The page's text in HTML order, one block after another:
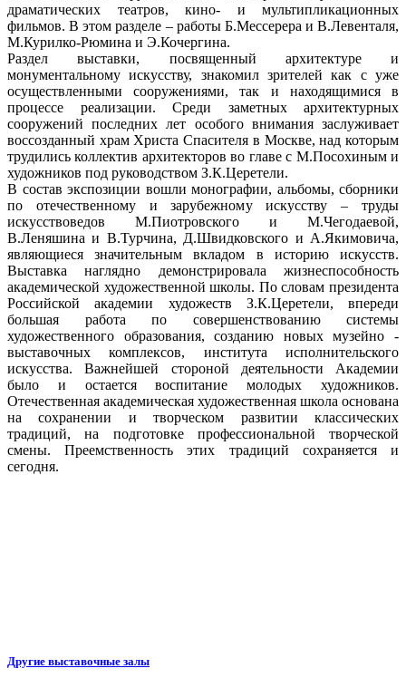
драматических театров, кино- и мультипликационных
фильмов. В этом разделе – работы Б.Мессерера и В.Левенталя,
М.Курилко-Рюмина и Э.Кочергина.
Раздел выставки, посвященный архитектуре и
монументальному искусству, знакомил зрителей как с уже
осуществленными сооружениями, так и находящимися в
процессе реализации. Среди заметных архитектурных
сооружений последних лет особого внимания заслуживает
воссозданный храм Христа Спасителя в Москве, над которым
трудились коллектив архитекторов во главе с М.Посохиным и
художников под руководством З.К.Церетели.
В состав экспозиции вошли монографии, альбомы, сборники
по отечественному и зарубежному искусству – труды
искусствоведов М.Пиотровского и М.Чегодаевой,
В.Леняшина и В.Турчина, Д.Швидковского и А.Якимовича,
являющиеся значительным вкладом в историю искусств.
Выставка наглядно демонстрировала жизнеспособность
академической художественной школы. По словам президента
Российской академии художеств З.К.Церетели, впереди
большая работа по совершенствованию системы
художественного образования, созданию новых музейно -
выставочных комплексов, института исполнительского
искусства. Важнейшей стороной деятельности Академии
было и остается воспитание молодых художников.
Отечественная академическая художественная школа основана
на сохранении и творческом развитии классических
традиций, на подготовке профессиональной творческой
смены. Преемственность этих традиций сохраняется и
сегодня.
Другие выставочные залы